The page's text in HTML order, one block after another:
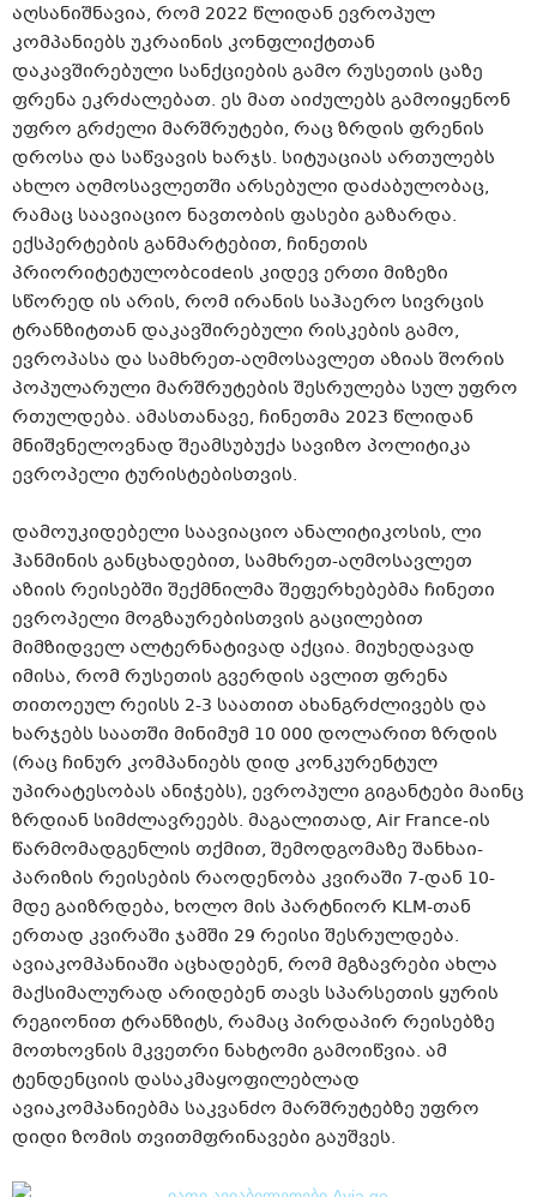
აღსანიშნავია, რომ 2022 წლიდან ევროპულ
კომპანიებს უკრაინის კონფლიქტთან
დაკავშირებული სანქციების გამო რუსეთის ცაზე
ფრენა ეკრძალებათ. ეს მათ აიძულებს გამოიყენონ
უფრო გრძელი მარშრუტები, რაც ზრდის ფრენის
დროსა და საწვავის ხარჯს. სიტუაციას ართულებს
ახლო აღმოსავლეთში არსებული დაძაბულობაც,
რამაც საავიაციო ნავთობის ფასები გაზარდა.
ექსპერტების განმარტებით, ჩინეთის
პრიორიტეტულობcodeის კიდევ ერთი მიზეზი
სწორედ ის არის, რომ ირანის საჰაერო სივრცის
ტრანზიტთან დაკავშირებული რისკების გამო,
ევროპასა და სამხრეთ-აღმოსავლეთ აზიას შორის
პოპულარული მარშრუტების შესრულება სულ უფრო
რთულდება. ამასთანავე, ჩინეთმა 2023 წლიდან
მნიშვნელოვნად შეამსუბუქა სავიზო პოლიტიკა
ევროპელი ტურისტებისთვის.
დამოუკიდებელი საავიაციო ანალიტიკოსის, ლი
ჰანმინის განცხადებით, სამხრეთ-აღმოსავლეთ
აზიის რეისებში შექმნილმა შეფერხებებმა ჩინეთი
ევროპელი მოგზაურებისთვის გაცილებით
მიმზიდველ ალტერნატივად აქცია. მიუხედავად
იმისა, რომ რუსეთის გვერდის ავლით ფრენა
თითოეულ რეისს 2-3 საათით ახანგრძლივებს და
ხარჯებს საათში მინიმუმ 10 000 დოლარით ზრდის
(რაც ჩინურ კომპანიებს დიდ კონკურენტულ
უპირატესობას ანიჭებს), ევროპული გიგანტები მაინც
ზრდიან სიმძლავრეებს. მაგალითად, Air France-ის
წარმომადგენლის თქმით, შემოდგომაზე შანხაი-
პარიზის რეისების რაოდენობა კვირაში 7-დან 10-
მდე გაიზრდება, ხოლო მის პარტნიორ KLM-თან
ერთად კვირაში ჯამში 29 რეისი შესრულდება.
ავიაკომპანიაში აცხადებენ, რომ მგზავრები ახლა
მაქსიმალურად არიდებენ თავს სპარსეთის ყურის
რეგიონით ტრანზიტს, რამაც პირდაპირ რეისებზე
მოთხოვნის მკვეთრი ნახტომი გამოიწვია. ამ
ტენდენციის დასაკმაყოფილებლად
ავიაკომპანიებმა საკვანძო მარშრუტებზე უფრო
დიდი ზომის თვითმფრინავები გაუშვეს.